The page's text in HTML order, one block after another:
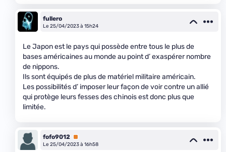
fullero
Le 25/04/2023 à 15h24
Le Japon est le pays qui possède entre tous le plus de
bases américaines au monde au point d’ exaspérer nombre
de nippons.
Ils sont équipés de plus de matériel militaire américain.
Les possibilités d’ imposer leur façon de voir contre un allié
qui protège leurs fesses des chinois est donc plus que
limitée.
fofo9012 Premium
Le 25/04/2023 à 16h58